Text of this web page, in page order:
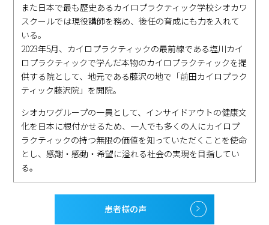
また日本で最も歴史あるカイロプラクティック学校シオカワ
スクールでは現役講師を務め、後任の育成にも力を入れて
いる。
2023年5月、カイロプラクティックの最前線である塩川カイ
ロプラクティックで学んだ本物のカイロプラクティックを提
供する院として、地元である藤沢の地で「前田カイロプラク
ティック藤沢院」を開院。
シオカワグループの一員として、インサイドアウトの健康文
化を日本に根付かせるため、一人でも多くの人にカイロプ
ラクティックの持つ無限の価値を知っていただくことを使命
とし、感謝・感動・希望に溢れる社会の実現を目指してい
る。
患者様の声